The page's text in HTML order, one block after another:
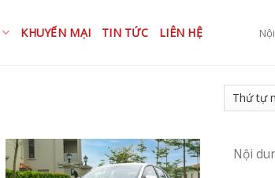
KHUYẾN MẠI TIN TỨC LIÊN HỆ
kiếm:
Tìm
kiếm: